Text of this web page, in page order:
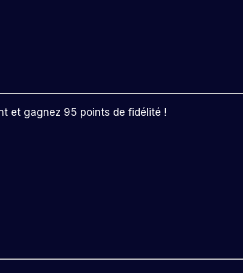
et gagnez 95 points de fidélité !